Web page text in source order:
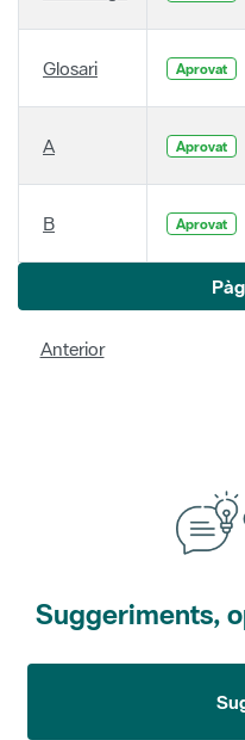
Glosari Aprovat
A Aprovat
B Aprovat
Anterior
Suggeriments,